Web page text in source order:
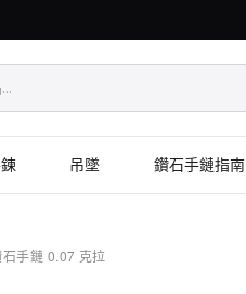
吊墜 鑽石手鏈指南
手鏈 0.07 克拉